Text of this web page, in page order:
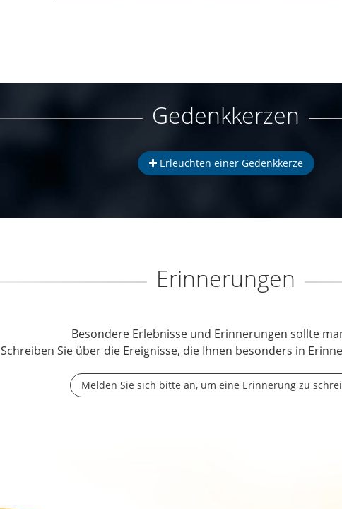
Gedenkkerzen
Erleuchten einer Gedenkkerze
Erinnerungen
Besondere Erlebnisse und Erinnerungen sollte
Schreiben Sie über die Ereignisse, die Ihnen besonders in
Melden Sie sich bitte an, um eine Erinnerung zu